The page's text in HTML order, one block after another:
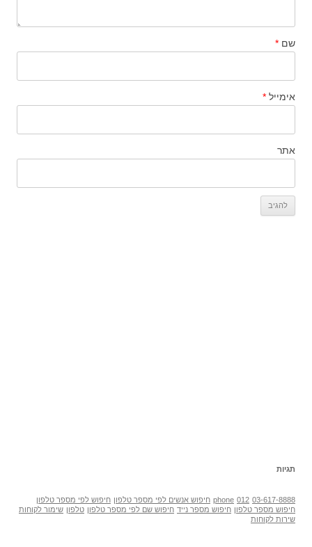
שם *
אימייל *
אתר
תגיות
03-617-8888
012
phone חיפוש אנשים לפי מספר טלפון חיפוש לפי מספר טלפון
חיפוש מספר טלפון חיפוש מספר נייד חיפוש שם לפי מספר טלפון טלפון שימור לקוחות
שירות לקוחות